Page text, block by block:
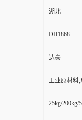
湖北
DH1868
达豪
工业原材料
25kg/200kg/